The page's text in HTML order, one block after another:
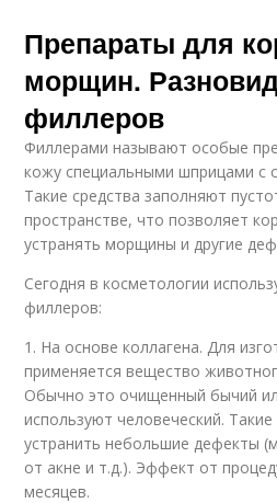
Препараты для
морщин.
филлеров
Филлерами называют особые
кожу специальными шприцами с
Такие средства заполняют
пространстве, что позволяет
устранять морщины и другие
Сегодня в косметологии
филлеров:
1. На основе коллагена. Для
применяется вещество
Обычно это очищенный бычий
используют человеческий.
устранить небольшие дефекты
от акне и т.д.). Эффект от
месяцев.